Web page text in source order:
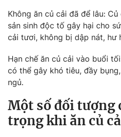
® Cấm sao chép dưới mọi hình
thuận bằng văn bản. Ghi rõ nguồn
thông tin từ website này.
Không ăn củ cải đã để lâu:
sản sinh độc tố gây hại cho
cải tươi, không bị dập nát, hư
Hạn chế ăn củ cải vào buổi
có thể gây khó tiêu, đầy
ngủ.
Một số đối tượng
trọng khi ăn củ